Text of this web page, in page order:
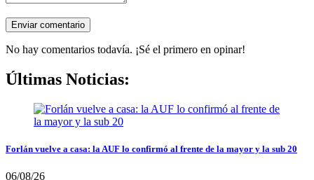
No hay comentarios todavía. ¡Sé el primero en opinar!
Últimas Noticias:
Forlán vuelve a casa: la AUF lo confirmó al frente de la mayor y la sub 20
06/08/26